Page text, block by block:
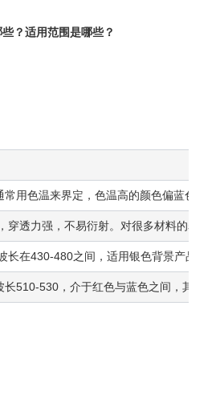
？适用范围是哪些？
常用色温来界定，色温高的颜色偏蓝色
穿透力强，不易衍射。对很多材料的表
长在430-480之间，适用银色背景产品（
长510-530，介于红色与蓝色之间，其波